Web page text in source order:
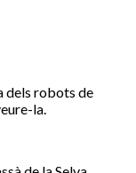
dels robots de
la.